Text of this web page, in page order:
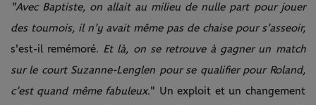
"Avec Baptiste, on allait au milieu de nulle part pour jouer
des tournois, il n’y avait même pas de chaise pour s’asseoir,
s'est-il remémoré. Et là, on se retrouve à gagner un match
sur le court Suzanne-Lenglen pour se qualifier pour Roland,
c’est quand même fabuleux." Un exploit et un changement